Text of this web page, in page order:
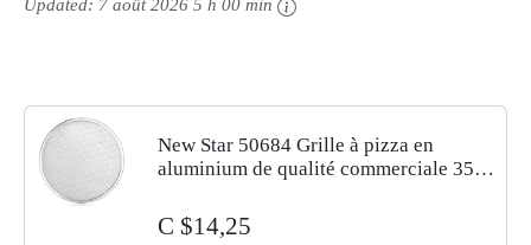
Updated: 7 août 2026 5 h 00 min
New Star 50684 Grille à pizza en
aluminium de qualité commerciale 35,6
C $14,25